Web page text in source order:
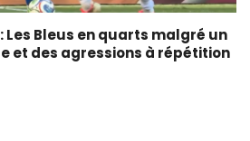
Les Bleus en quarts malgré un
et des agressions à répétition